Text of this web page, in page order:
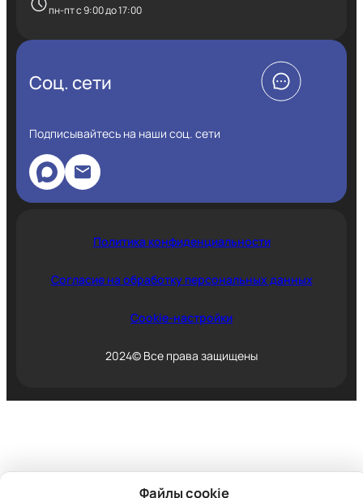
пн-пт с 9:00 до 17:00
Соц. сети
Подписывайтесь на наши соц. сети
Политика конфиденциальности
Согласие на обработку персональных данных
Cookie-настройки
2024© Все права защищены
Файлы cookie